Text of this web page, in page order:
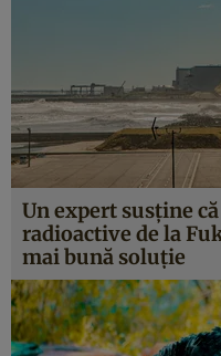
Un expert susține
radioactive de la
mai bună soluție